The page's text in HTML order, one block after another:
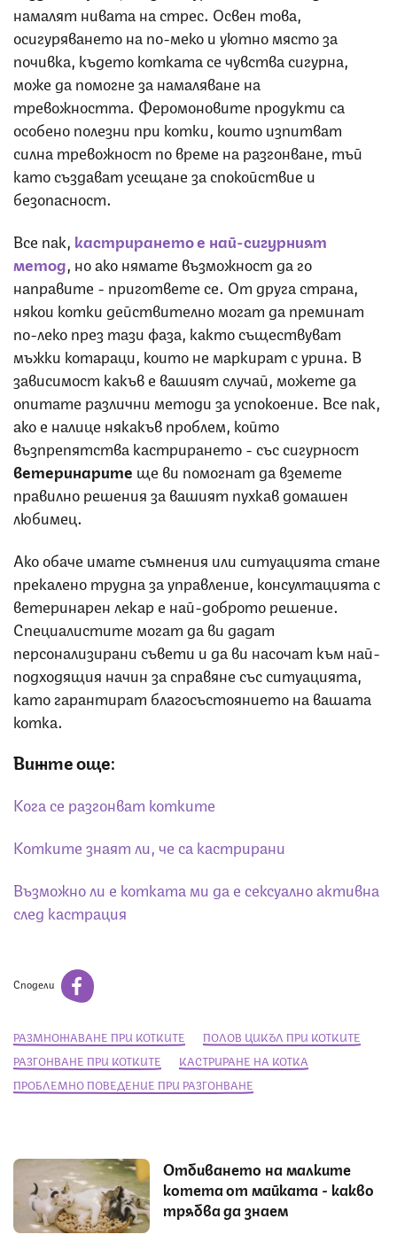
намалят нивата на стрес. Освен това,
осигуряването на по-меко и уютно място за
почивка, където котката се чувства сигурна,
може да помогне за намаляване на
тревожността. Феромоновите продукти са
особено полезни при котки, които изпитват
силна тревожност по време на разгонване, тъй
като създават усещане за спокойствие и
безопасност.
Все пак, кастрирането е най-сигурният
метод, но ако нямате възможност да го
направите - пригответе се. От друга страна,
някои котки действително могат да преминат
по-леко през тази фаза, както съществуват
мъжки котараци, които не маркират с урина. В
зависимост какъв е вашият случай, можете да
опитате различни методи за успокоение. Все пак,
ако е налице някакъв проблем, който
възпрепятства кастрирането - със сигурност
ветеринарите ще ви помогнат да вземете
правилно решения за вашият пухкав домашен
любимец.
Ако обаче имате съмнения или ситуацията стане
прекалено трудна за управление, консултацията с
ветеринарен лекар е най-доброто решение.
Специалистите могат да ви дадат
персонализирани съвети и да ви насочат към най-
подходящия начин за справяне със ситуацията,
като гарантират благосъстоянието на вашата
котка.
Вижте още:
Кога се разгонват котките
Котките знаят ли, че са кастрирани
Възможно ли е котката ми да е сексуално активна
след кастрация
Сподели
РАЗМНОЖАВАНЕ ПРИ КОТКИТЕ
ПОЛОВ ЦИКЪЛ ПРИ КОТКИТЕ
РАЗГОНВАНЕ ПРИ КОТКИТЕ
КАСТРИРАНЕ НА КОТКА
ПРОБЛЕМНО ПОВЕДЕНИЕ ПРИ РАЗГОНВАНЕ
Отбиването на малките
котета от майката - какво
трябва да знаем